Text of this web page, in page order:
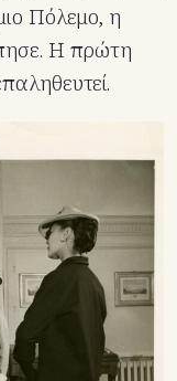
Πόλεμο, η
Η πρώτη